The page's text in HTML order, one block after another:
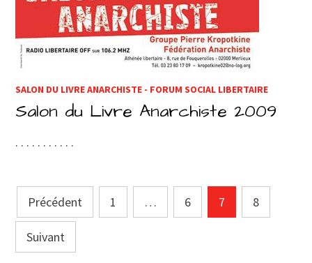
SALON DU LIVRE ANARCHISTE - FORUM SOCIAL LIBERTAIRE
Salon du Livre Anarchiste 2009
. . . . . . . . . . .
Pagination
des
publications
Précédent 1 … 6 7 8
Suivant